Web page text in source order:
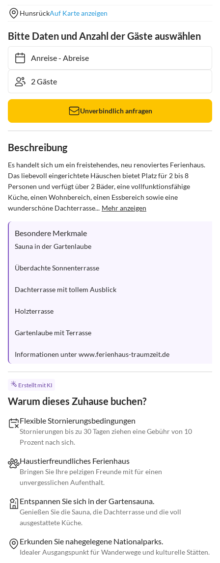
HunsrückAuf Karte anzeigen
Bitte Daten und Anzahl der Gäste auswählen
Anreise- Abreise
Unverbindlich anfragen
Beschreibung
Es handelt sich um ein freistehendes, neu renoviertes Ferienhaus.
Das liebevoll eingerichtete Häuschen bietet Platz für 2 bis 8
Personen und verfügt über 2 Bäder, eine vollfunktionsfähige
Küche, einen Wohnbereich, einen Essbereich sowie eine
wunderschöne Dachterrasse... Mehr anzeigen
Besondere Merkmale
Sauna in der Gartenlaube
Überdachte Sonnenterrasse
Dachterrasse mit tollem Ausblick
Holzterrasse
Gartenlaube mit Terrasse
Informationen unter www.ferienhaus-traumzeit.de
Erstellt mit KI
Warum dieses Zuhause buchen?
Flexible Stornierungsbedingungen
Stornierungen bis zu 30 Tagen ziehen eine Gebühr von 10
Prozent nach sich.
Haustierfreundliches Ferienhaus
Bringen Sie Ihre pelzigen Freunde mit für einen
unvergesslichen Aufenthalt.
Entspannen Sie sich in der Gartensauna.
Genießen Sie die Sauna, die Dachterrasse und die voll
ausgestattete Küche.
Erkunden Sie nahegelegene Nationalparks.
Idealer Ausgangspunkt für Wanderwege und kulturelle Stätten.